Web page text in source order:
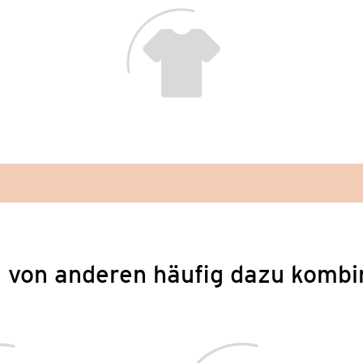
von anderen häufig dazu